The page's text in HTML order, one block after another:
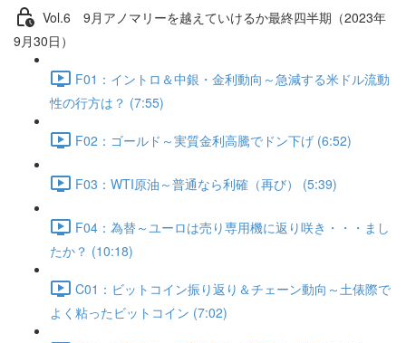
Vol.6 9⽉アノマリーを越えていけるか最終四半期（2023年
9月30日）
F01：イントロ＆中銀・金利動向～急減する米ドル流動
性の行方は？ (7:55)
F02：ゴールド～実質金利高騰でドン下げ (6:52)
F03：WTI原油～普通なら利確（再び） (5:39)
F04：為替～ユーロは売り専用機に返り咲き・・・まし
たか？ (10:18)
C01：ビットコイン振り返り＆チェーン動向～土俵際で
よく粘ったビットコイン (7:02)